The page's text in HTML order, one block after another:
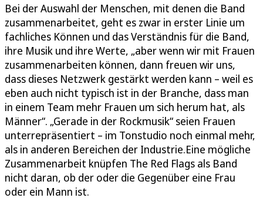
Bei der Auswahl der Menschen, mit denen die Band
zusammenarbeitet, geht es zwar in erster Linie um
fachliches Können und das Verständnis für die Band,
ihre Musik und ihre Werte, „aber wenn wir mit Frauen
zusammenarbeiten können, dann freuen wir uns,
dass dieses Netzwerk gestärkt werden kann – weil es
eben auch nicht typisch ist in der Branche, dass man
in einem Team mehr Frauen um sich herum hat, als
Männer“. „Gerade in der Rockmusik“ seien Frauen
unterrepräsentiert – im Tonstudio noch einmal mehr,
als in anderen Bereichen der Industrie.Eine mögliche
Zusammenarbeit knüpfen The Red Flags als Band
nicht daran, ob der oder die Gegenüber eine Frau
oder ein Mann ist.